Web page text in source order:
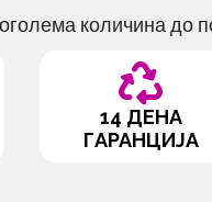
количина до
14 ДЕНА
ГАРАНЦИЈА